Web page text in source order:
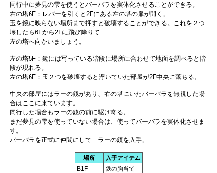
同行中に夢見の雫を使うとバーバラを実体化させることができる。
右の塔6F：レバーを引くと2Fにある左の塔の扉が開く。
玉を鏡に映らない場所まで押すと破壊することができる。これを２つ
壊したら6Fから2Fに飛び降りて
左の塔へ向かいましょう。
左の塔5F：鏡には写っている階段に場所に合わせて地面を調べると階
段が現れる。
左の塔6F：玉２つを破壊すると浮いていた部屋が2F中央に落ちる。
中央の部屋にはラーの鏡があり、右の塔にいたバーバラを無視した場
合はここに来ています。
同行した場合もラーの鏡の前に駆け寄る。
まだ夢見の雫を使っていない場合は、使ってバーバラを実体化させま
す。
バーバラを正式に仲間にして、ラーの鏡を入手。
場所
入手アイテム
B1F
鉄の胸当て